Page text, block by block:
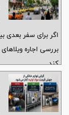
مقررات قانونی و
اگر برای سفر
بررسی اجاره
کند.